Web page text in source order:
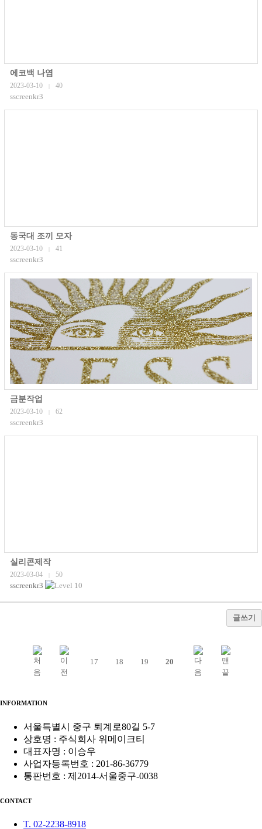
에코백 나염
2023-03-10 40
sscreenkr3
동국대 조끼 모자
2023-03-10 41
sscreenkr3
금분작업
2023-03-10 62
sscreenkr3
실리콘제작
2023-03-04 50
sscreenkr3
글쓰기
17 18 19 20
INFORMATION
서울특별시 중구 퇴계로80길 5-7
상호명 : 주식회사 위메이크티
대표자명 : 이승우
사업자등록번호 : 201-86-36779
통판번호 : 제2014-서울중구-0038
CONTACT
T. 02-2238-8918